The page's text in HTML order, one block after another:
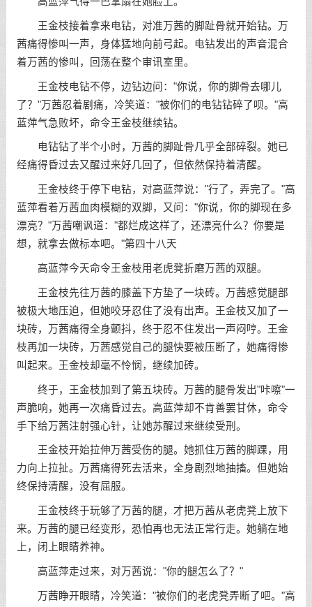
王金枝接着拿来电钻，对准万茜的脚趾骨就开始钻。万
茜痛得惨叫一声，身体猛地向前弓起。电钻发出的声音混合
着万茜的惨叫，回荡在整个审讯室里。
王金枝电钻不停，边钻边问："你说，你的脚骨去哪儿
了？"万茜忍着剧痛，冷笑道："被你们的电钻钻碎了呗。"高
蓝萍气急败坏，命令王金枝继续钻。
电钻钻了半个小时，万茜的脚趾骨几乎全部碎裂。她已
经痛得昏过去又醒过来好几回了，但依然保持着清醒。
王金枝终于停下电钻，对高蓝萍说："行了，弄完了。"高
蓝萍看着万茜血肉模糊的双脚，又问："你说，你的脚现在多
漂亮？"万茜嘲讽道："都烂成这样了，还漂亮什么？你要是
想，就拿去做标本吧。"第四十八天
高蓝萍今天命令王金枝用老虎凳折磨万茜的双腿。
王金枝先往万茜的膝盖下方垫了一块砖。万茜感觉腿部
被极大地压迫，但她咬牙忍住了没有出声。王金枝又加了一
块砖，万茜痛得全身颤抖，终于忍不住发出一声闷哼。王金
枝再加一块砖，万茜感觉自己的腿快要被压断了，她痛得惨
叫起来。王金枝却毫不怜悯，继续加砖。
终于，王金枝加到了第五块砖。万茜的腿骨发出"咔嚓"一
声脆响，她再一次痛昏过去。高蓝萍却不肯善罢甘休，命令
手下给万茜注射强心针，让她苏醒过来继续受刑。
王金枝开始拉伸万茜受伤的腿。她抓住万茜的脚踝，用
力向上拉扯。万茜痛得死去活来，全身剧烈地抽搐。但她始
终保持清醒，没有屈服。
王金枝终于玩够了万茜的腿，才把万茜从老虎凳上放下
来。万茜的腿已经变形，恐怕再也无法正常行走。她躺在地
上，闭上眼睛养神。
高蓝萍走过来，对万茜说："你的腿怎么了？"
万茜睁开眼睛，冷笑道："被你们的老虎凳弄断了吧。"高